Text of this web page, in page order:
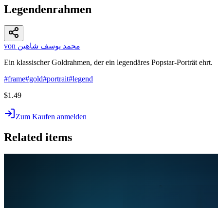
Legendenrahmen
von محمد يوسف شاهين
Ein klassischer Goldrahmen, der ein legendäres Popstar-Porträt ehrt.
#frame#gold#portrait#legend
$1.49
Zum Kaufen anmelden
Related items